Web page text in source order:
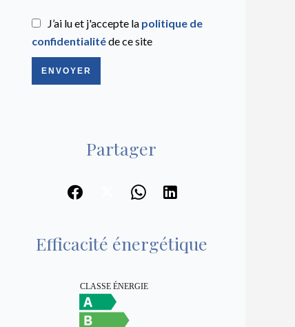
J’ai lu et j'accepte la politique de
confidentialitéde ce site
ENVOYER
Partager
Efficacité énergétique